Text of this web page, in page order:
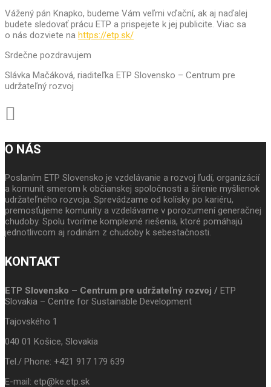
Vážený pán Knapko, budeme Vám veľmi vďační, ak aj naďalej
budete sledovať prácu ETP a prispejete k jej publicite. Viac sa
o nás dozviete na https://etp.sk/
Srdečne pozdravujem
Slávka Mačáková, riaditeľka ETP Slovensko – Centrum pre
udržateľný rozvoj
O NÁS
Poslaním ETP Slovensko je vzdelávanie a rozvoj ľudí, organizácií
a komunít smerom k občianskej spoločnosti a šírenie myšlienok
udržateľného rozvoja. Sprevádzame od kolísky po kariéru,
premosťujeme komunity a vzdelávame v porozumení generačnej
chudoby. Spolu tvoríme komplexné riešenia, ktoré pomáhajú
jednotlivcom aj rodinám z chudoby k sebestačnosti.
KONTAKT
ETP Slovensko – Centrum pre udržateľný rozvoj / ETP
Slovakia – Centre for Sustainable Development
Tajovského 1
040 01 Košice, Slovakia
Tel./ Phone: +421 917 179 639
E-mail: etp@ke.etp.sk